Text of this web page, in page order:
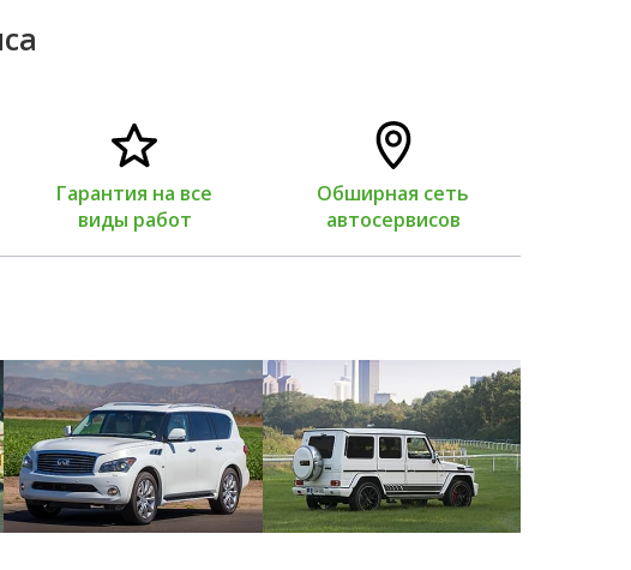
Гарантия на все
виды работ
Обширная сеть
автосервисов